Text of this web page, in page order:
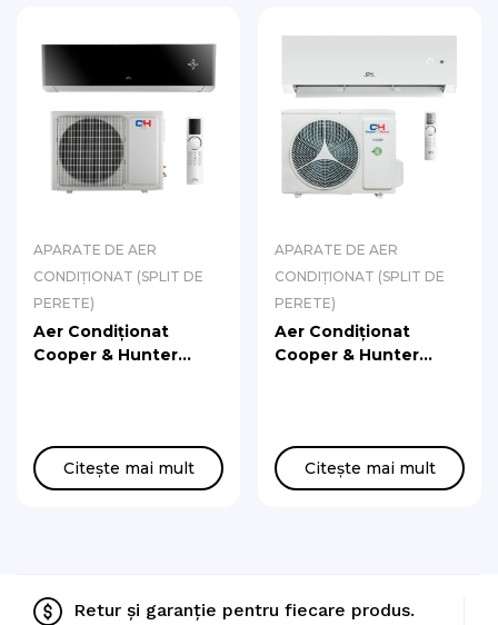
APARATE DE AER
CONDIȚIONAT (SPLIT DE
PERETE)
Aer Condiționat
Cooper & Hunter
R32 (Varianta Culoare
Negru)Citește mai mult
APARATE DE AER
CONDIȚIONAT (SPLIT DE
PERETE)
Aer Condiționat
Cooper & Hunter
R32 (Variante Culoare
Alb)Citește mai mult
Retur și garanție pentru fiecare produs.